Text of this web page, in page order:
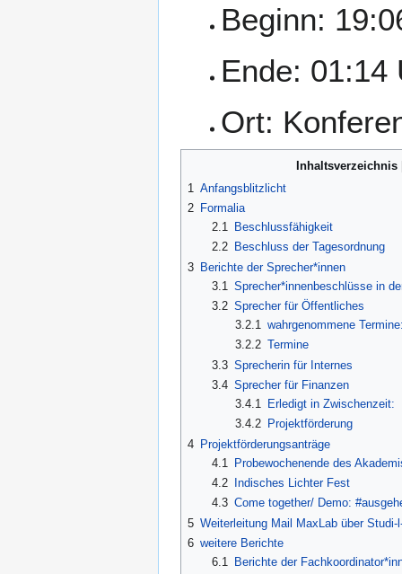
Beginn:
Ende: 01:14
Ort:
Inhaltsverzeichnis
1
Anfangsblitzlicht
2 Formalia
2.1
Beschlussfähigkeit
2.2
Beschluss der Tagesordnung
3 Berichte der Sprecher*innen
3.1 Sprecher*innenbeschlüsse in
3.2 Sprecher für Öffentliches
3.2.1 wahrgenommene
3.2.2 Termine
3.3 Sprecherin für Internes
3.4 Sprecher für Finanzen
3.4.1 Erledigt in Zwischenzeit:
3.4.2 Projektförderung
4 Projektförderungsanträge
4.1
Probewochenende des
4.2
Indisches Lichter Fest
4.3 Come together/ Demo:
5 Weiterleitung Mail MaxLab über Studi-
6 weitere Berichte
6.1
Berichte der